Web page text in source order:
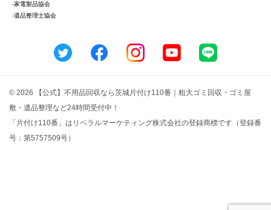
-家電製品協会
-遺品整理士協会
© 2026 【公式】不用品回収なら茨城片付け110番｜粗大ゴミ回収・ゴミ屋
敷・遺品整理など24時間受付中！
「片付け110番」はリベラルマーケティング株式会社の登録商標です（登録番
号：第5757509号）